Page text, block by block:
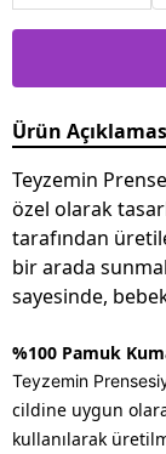
Ürün
Teyzemin
özel olarak
tarafından
bir arada
sayesinde,
%100 Pamuk
Teyzemin
cildine uygun
kullanılarak